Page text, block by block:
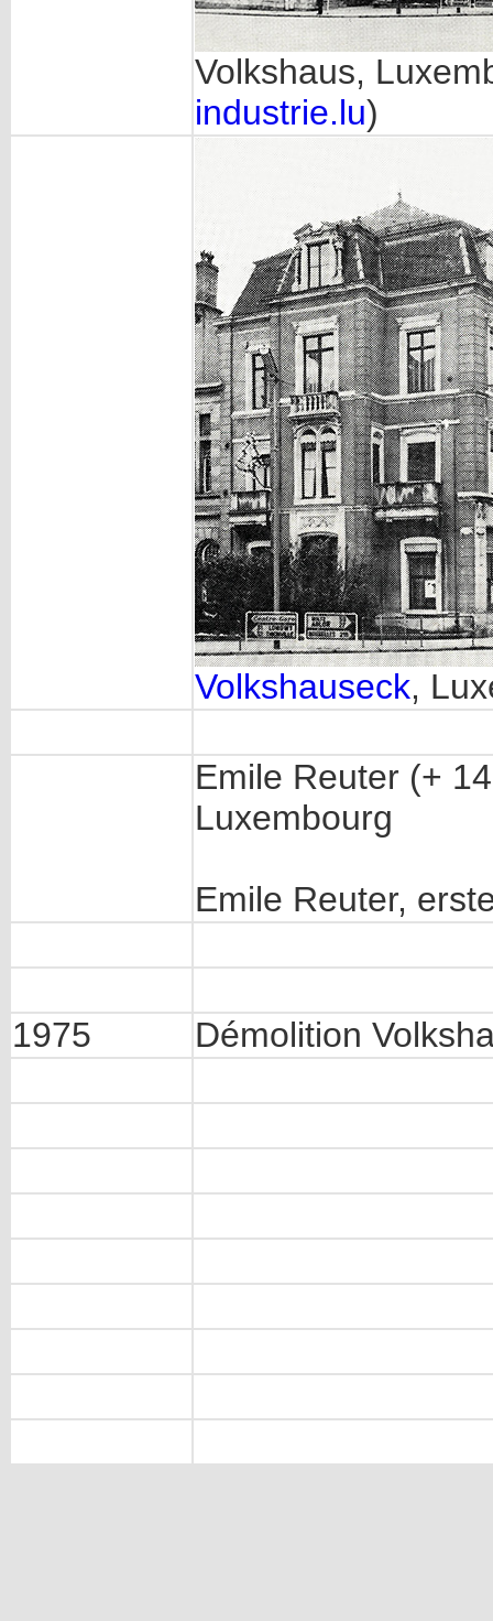
Volkshaus,
industrie.lu)
Volkshauseck,
Emile Reuter (+
Luxembourg
Emile Reuter,
1975 Démolition